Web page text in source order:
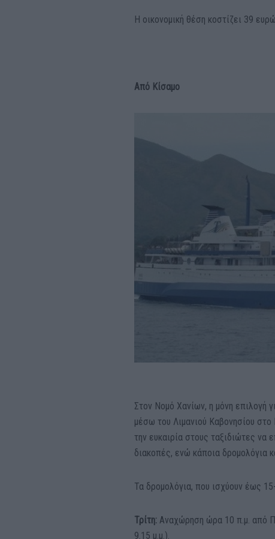
Η οικονομική θέση κοστίζει 39
Από Κίσαμο
Στον Νομό Χανίων, η μόνη επιλογή
μέσω του Λιμανιού Καβονησίου στο
την ευκαιρία στους ταξιδιώτες να
διακοπές, ενώ κάποια δρομολόγια
Τα δρομολόγια, που ισχύουν έως
Τρίτη: Αναχώρηση ώρα 10 π.μ. από
9.15 μ.μ.).